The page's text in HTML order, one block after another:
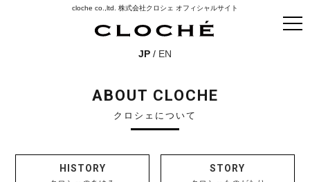
cloche co.,ltd. 株式会社クロシェ オフィシャルサイト
JP/ EN
ABOUT CLOCHE
クロシェについて
HISTORY STORY